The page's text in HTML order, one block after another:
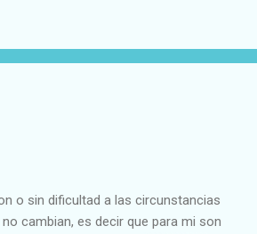
o sin dificultad a las circunstancias
cambian, es decir que para mi son